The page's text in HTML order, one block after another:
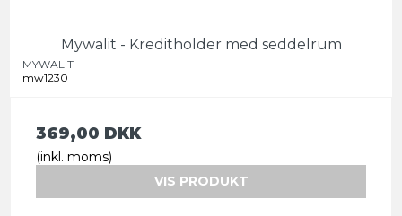
Mywalit - Kreditholder med seddelrum
MYWALIT
mw1230
369,00 DKK
(inkl. moms)
VIS PRODUKT